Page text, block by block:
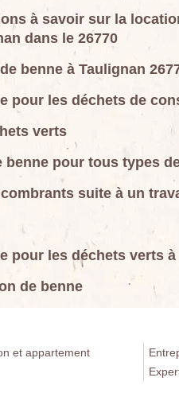
à savoir sur la
dans le 26770
benne à Taulignan
pour les déchets de
verts
benne pour tous types
suite à un
pour les déchets verts
de benne
et appartement